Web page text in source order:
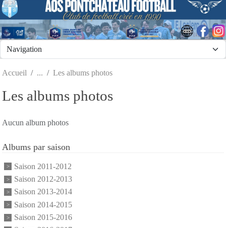
Accueil Les albums photos
Les albums photos
Aucun album photos
Albums par saison
Saison 2011-2012
Saison 2012-2013
Saison 2013-2014
Saison 2014-2015
Saison 2015-2016
Panneau de gestion des cookies